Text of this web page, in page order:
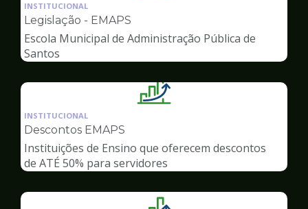
de
Gestão
INSTITUCIONAL
Legislação - EMAPS
Escola Municipal de Administração Pública de
Santos
Ilustração
Gestão
INSTITUCIONAL
Descontos EMAPS
Instituições de Ensino que oferecem descontos
de ATÉ 50% para servidores